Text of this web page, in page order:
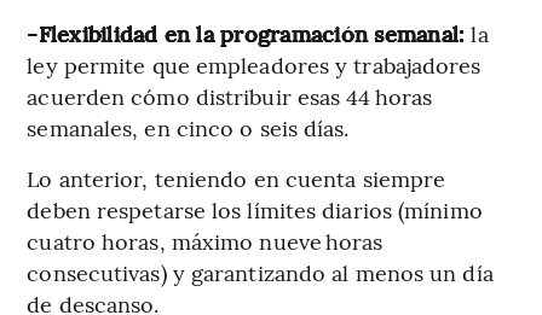
-Flexibilidad en la programación semanal:la
ley permite que empleadores y trabajadores
acuerden cómo distribuir esas 44 horas
semanales, en cinco o seis días.
Lo anterior, teniendo en cuenta siempre
deben respetarse los límites diarios (mínimo
cuatro horas, máximo nueve horas
consecutivas) y garantizando al menos un día
de descanso.